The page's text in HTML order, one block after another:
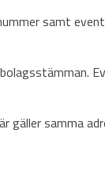
samt
gäller samma